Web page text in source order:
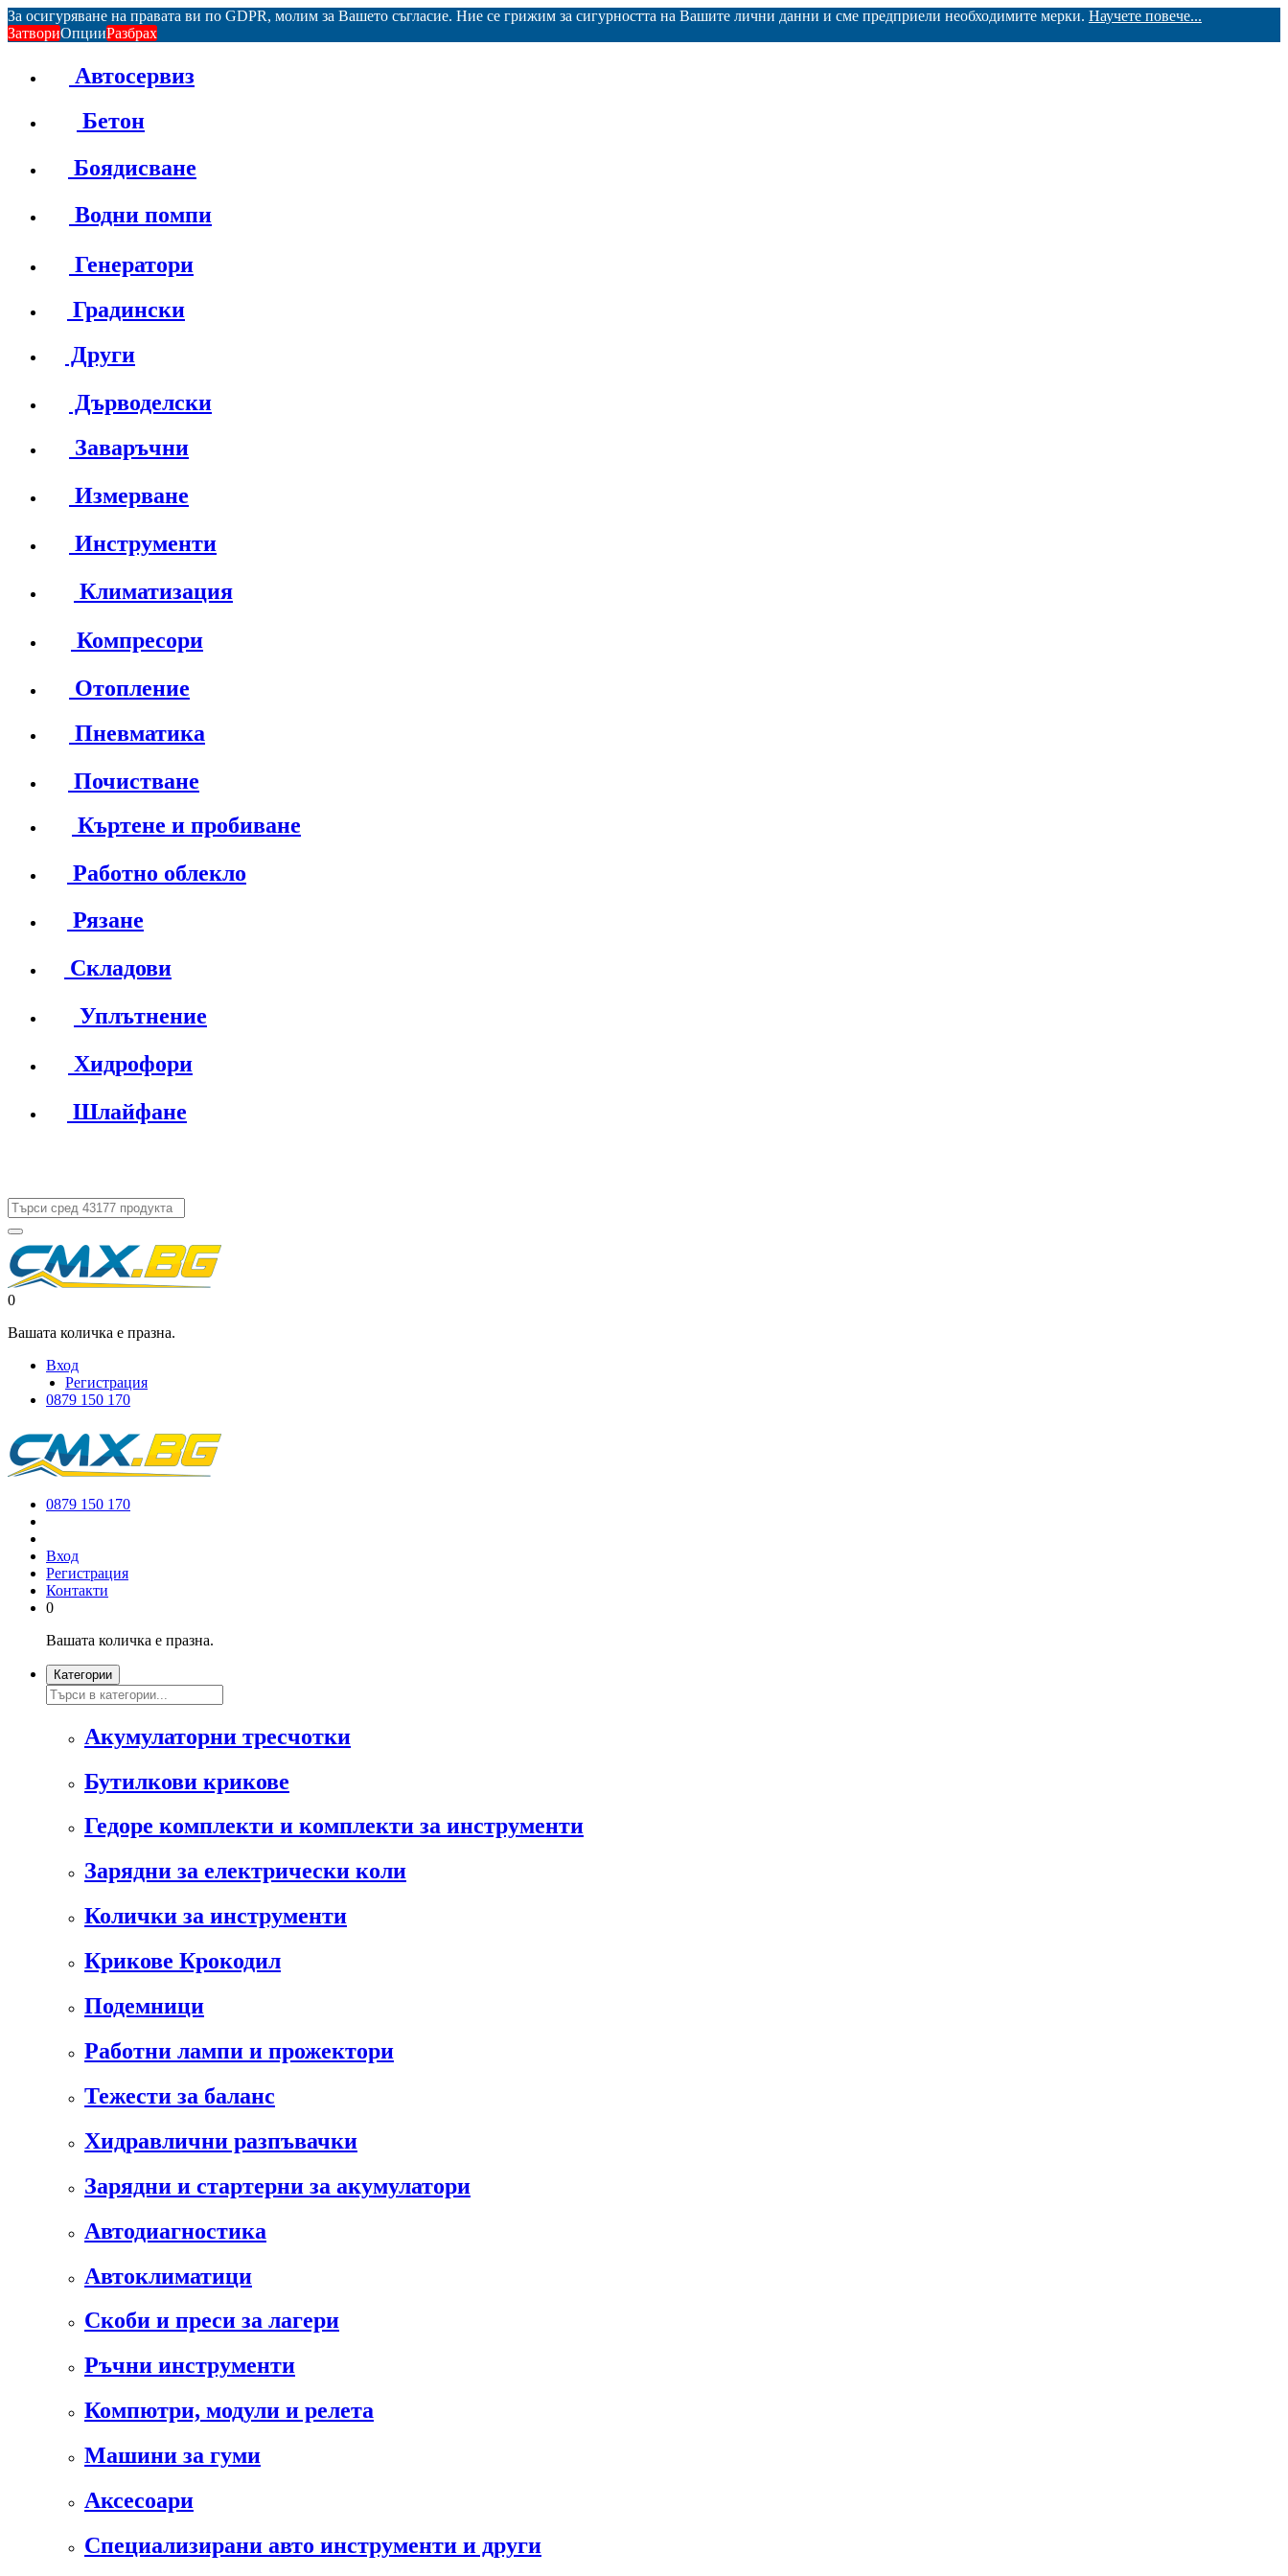
За осигуряване на правата ви по GDPR, молим за Вашето съгласие. Ние се грижим за сигурността на Вашите лични данни и сме предприели необходимите мерки. Научете повече...
ЗатвориОпцииРазбрах
Автосервиз
Бетон
Боядисване
Водни помпи
Генератори
Градински
Други
Дърводелски
Заваръчни
Измерване
Инструменти
Климатизация
Компресори
Отопление
Пневматика
Почистване
Къртене и пробиване
Работно облекло
Рязане
Складови
Уплътнение
Хидрофори
Шлайфане
0
Вашата количка е празна.
Вход
Регистрация
0879 150 170
0879 150 170
Вход
Регистрация
Контакти
0
Вашата количка е празна.
Категории
Акумулаторни тресчотки
Бутилкови крикове
Гедоре комплекти и комплекти за инструменти
Зарядни за електрически коли
Колички за инструменти
Крикове Крокодил
Подемници
Работни лампи и прожектори
Тежести за баланс
Хидравлични разпъвачки
Зарядни и стартерни за акумулатори
Автодиагностика
Автоклиматици
Скоби и преси за лагери
Ръчни инструменти
Компютри, модули и релета
Машини за гуми
Аксесоари
Специализирани авто инструменти и други